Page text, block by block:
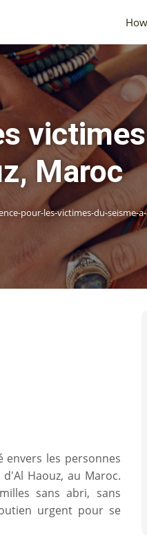
Maroc
pour-les-victimes-du-seisme-
les personnes
Haouz, au Maroc.
sans abri, sans
urgent pour se